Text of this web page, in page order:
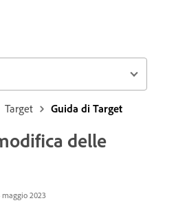
Target Guida di Target
delle
2023